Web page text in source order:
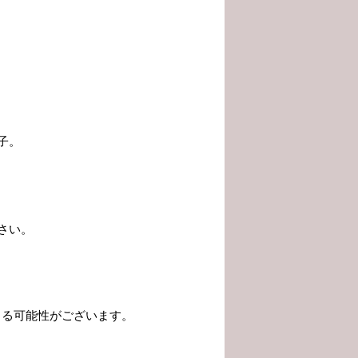
。
い。
可能性がございます。